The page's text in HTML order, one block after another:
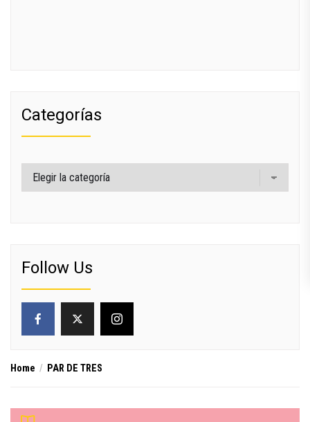
Home PAR DE TRES
Categorías
Categorías
Follow Us